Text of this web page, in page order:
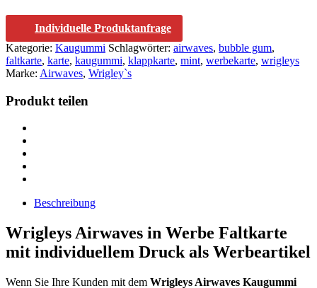
Individuelle Produktanfrage
Kategorie: Kaugummi Schlagwörter: airwaves, bubble gum,
faltkarte, karte, kaugummi, klappkarte, mint, werbekarte, wrigleys
Marke: Airwaves, Wrigley`s
Produkt teilen
Beschreibung
Wrigleys Airwaves in Werbe Faltkarte
mit individuellem Druck als Werbeartikel
Wenn Sie Ihre Kunden mit dem Wrigleys Airwaves Kaugummi